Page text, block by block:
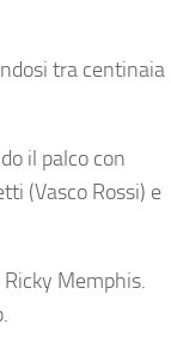
tra centinaia
il palco con
(Vasco Rossi) e
Memphis.